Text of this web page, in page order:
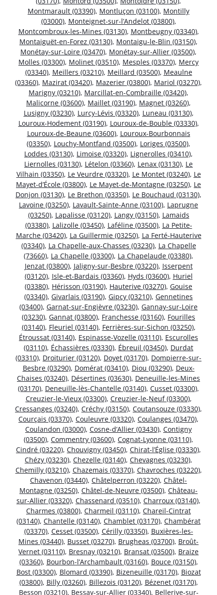
Montmarault (03390), Montluçon (03100), Montilly
(03000), Monteignet-sur-l’Andelot (03800),
Montcombroux-les-Mines (03130), Montbeugny (03340),
Montaiguët-en-Forez (03130), Montaigu-le-Blin (03150),
Monétay-sur-Loire (03470), Monétay-sur-Allier (03500),
Molles (03300), Molinet (03510), Mesples (03370), Mercy
(03340), Meillers (03210), Meillard (03500), Meaulne
(03360), Mazirat (03420), Mazerier (03800), Mariol (03270),
Marigny (03210), Marcillat-en-Combraille (03420),
Malicorne (03600), Maillet (03190), Magnet (03260),
Lusigny (03230), Lurcy-Lévis (03320), Luneau (03130),
Louroux-Hodement (03190), Louroux-de-Bouble (03330),
Louroux-de-Beaune (03600), Louroux-Bourbonnais
(03350), Louchy-Montfand (03500), Loriges (03500),
Loddes (03130), Limoise (03320), Lignerolles (03410),
Liernolles (03130), Lételon (03360), Lenax (03130), Le
Vilhain (03350), Le Veurdre (03320), Le Montet (03240), Le
Mayet-d’École (03800), Le Mayet-de-Montagne (03250), Le
Donjon (03130), Le Brethon (03350), Le Bouchaud (03130),
Lavoine (03250), Lavault-Sainte-Anne (03100), Laprugne
(03250), Lapalisse (03120), Langy (03150), Lamaids
(03380), Lalizolle (03450), Laféline (03500), La Petite-
Marche (03420), La Guillermie (03250), La Ferté-Hauterive
(03340), La Chapelle-aux-Chasses (03230), La Chapelle
(73660), La Chapelle (03300), La Chapelaude (03380),
Jenzat (03800), Jaligny-sur-Besbre (03220), Isserpent
(03120), Isle-et-Bardais (03360), Hyds (03600), Huriel
(03380), Hérisson (03190), Hauterive (03270), Gouise
(03340), Givarlais (03190), Gipcy (03210), Gennetines
(03400), Garnat-sur-Engièvre (03230), Gannay-sur-Loire
(03230), Gannat (03800), Franchesse (03160), Fourilles
(03140), Fleuriel (03140), Ferrières-sur-Sichon (03250),
Étroussat (03140), Espinasse-Vozelle (03110), Escurolles
(03110), Échassières (03330), Ébreuil (03450), Durdat
(03310), Droiturier (03120), Doyet (03170), Dompierre-sur-
Besbre (03290), Domérat (03410), Diou (03290), Deux-
Chaises (03240), Désertines (03630), Deneuille-les-Mines
(03170), Deneuille-lès-Chantelle (03140), Cusset (03300),
Creuzier-le-Vieux (03300), Creuzier-le-Neuf (03300),
Cressanges (03240), Créchy (03150), Coutansouze (03330),
Courçais (03370), Couleuvre (03320), Coulanges (03470),
Coulandon (03000), Cosne-d’Allier (03430), Contigny
(03500), Commentry (03600), Cognat-Lyonne (03110),
Cindré (03220), Chouvigny (03450), Chirat-l’Église (03330),
Chézy (03230), Chezelle (03140), Chevagnes (03230),
Chemilly (03210), Chazemais (03370), Chavroches (03220),
Chavenon (03440), Châtelperron (03220), Châtel-
Montagne (03250), Châtel-de-Neuvre (03500), Château-
sur-Allier (03320), Chassenard (03510), Charroux (03140),
Charmes (03800), Charmeil (03110), Chareil-Cintrat
(03140), Chantelle (03140), Chamblet (03170), Chambérat
(03370), Cesset (03500), Cérilly (03350), Buxières-les-
Mines (03440), Busset (03270), Brugheas (03700), Broût-
Vernet (03110), Bresnay (03210), Bransat (03500), Braize
(03360), Bourbon-l’Archambault (03160), Bouce (03150),
Bost (03300), Blomard (03390), Bizeneuille (03170), Biozat
(03800), Billy (03260), Billezois (03120), Bézenet (03170),
Besson (03210), Bessay-sur-Allier (03340), Bellerive-sur-